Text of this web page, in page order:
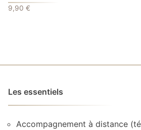
9,90 €
Les essentiels
Accompagnement à distance